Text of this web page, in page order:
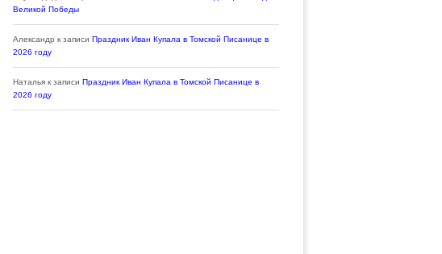
Великой Победы
Александр к записи Праздник Иван Купала в Томской Писанице в
2026 году
Наталья к записи Праздник Иван Купала в Томской Писанице в
2026 году